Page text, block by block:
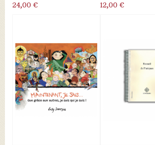
24,00 € 12,00 €